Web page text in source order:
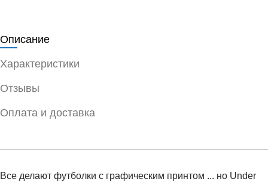
Описание
Характеристики
Отзывы
Оплата и доставка
Все делают футболки с графическим принтом ... но Under